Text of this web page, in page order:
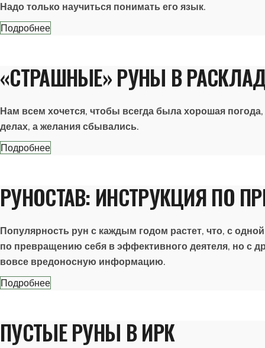
Надо только научиться понимать его язык.
Подробнее
«СТРАШНЫЕ» РУНЫ В
Нам всем хочется, чтобы всегда была хорошая
делах, а желания сбывались.
Подробнее
РУНОСТАВ: ИНСТРУКЦИЯ ПО
Популярность рун с каждым годом растет, что, с
по превращению себя в эффективного деятеля, но с
вовсе вредоносную информацию.
Подробнее
ПУСТЫЕ РУНЫ В ИРК